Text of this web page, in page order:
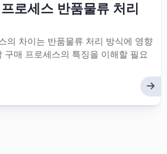
로세스 반품물류 처리
의 차이는 반품물류 처리 방식에 영향
구매 프로세스의 특징을 이해할 필요